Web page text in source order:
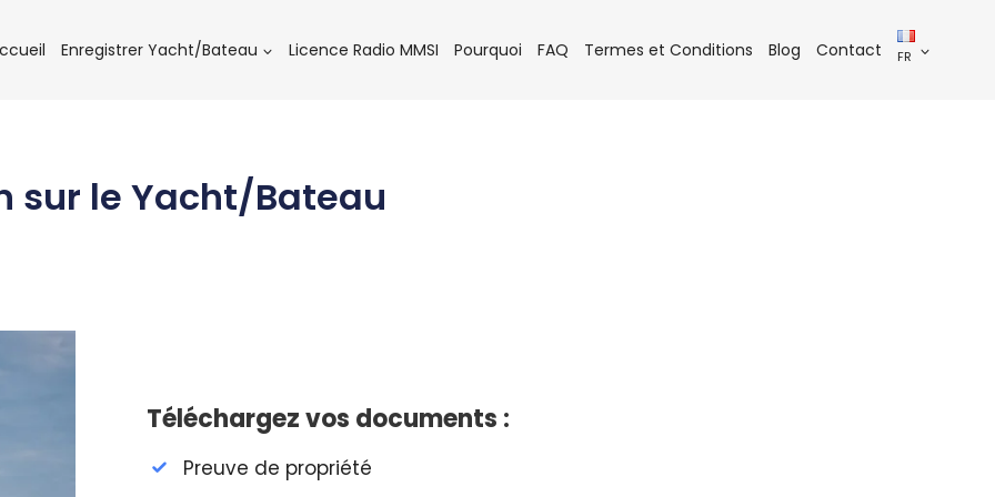
Enregistrer Yacht/Bateau Licence Radio MMSI Pourquoi FAQ Termes et Conditions Blog Contact FR
sur le Yacht/Bateau
Téléchargez vos documents :
Preuve de propriété